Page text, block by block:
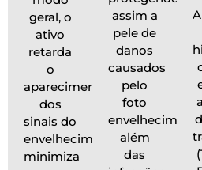
geral, o
ativo
retarda
o
aparecimento
dos
sinais do
envelhecimento,
minimiza
assim a
pele de
danos
causados
pelo
foto
além
das